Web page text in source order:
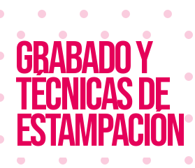
Grabado y
técnicas de
estampación